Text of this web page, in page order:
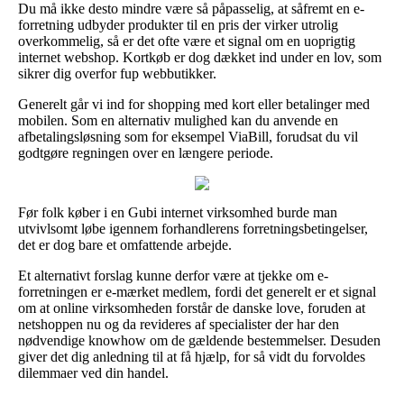
Du må ikke desto mindre være så påpasselig, at såfremt en e-
forretning udbyder produkter til en pris der virker utrolig
overkommelig, så er det ofte være et signal om en uoprigtig
internet webshop. Kortkøb er dog dækket ind under en lov, som
sikrer dig overfor fup webbutikker.
Generelt går vi ind for shopping med kort eller betalinger med
mobilen. Som en alternativ mulighed kan du anvende en
afbetalingsløsning som for eksempel ViaBill, forudsat du vil
godtgøre regningen over en længere periode.
Før folk køber i en Gubi internet virksomhed burde man
utvivlsomt løbe igennem forhandlerens forretningsbetingelser,
det er dog bare et omfattende arbejde.
Et alternativt forslag kunne derfor være at tjekke om e-
forretningen er e-mærket medlem, fordi det generelt er et signal
om at online virksomheden forstår de danske love, foruden at
netshoppen nu og da revideres af specialister der har den
nødvendige knowhow om de gældende bestemmelser. Desuden
giver det dig anledning til at få hjælp, for så vidt du forvoldes
dilemmaer ved din handel.